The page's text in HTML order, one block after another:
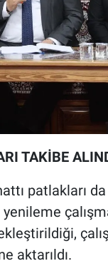
TAKİBE
patlakları
aktarıldı.